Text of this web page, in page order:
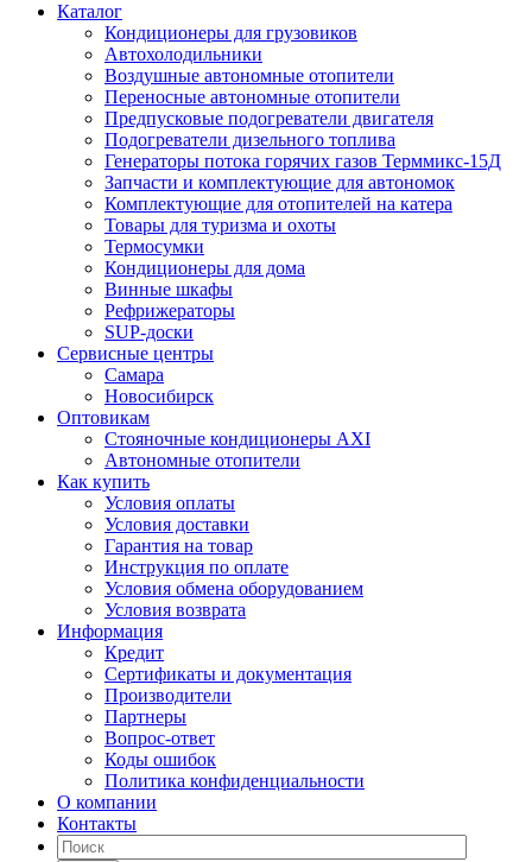
Каталог
Кондиционеры для грузовиков
Автохолодильники
Воздушные автономные отопители
Переносные автономные отопители
Предпусковые подогреватели двигателя
Подогреватели дизельного топлива
Генераторы потока горячих газов Терммикс-15Д
Запчасти и комплектующие для автономок
Комплектующие для отопителей на катера
Товары для туризма и охоты
Термосумки
Кондиционеры для дома
Винные шкафы
Рефрижераторы
SUP-доски
Сервисные центры
Самара
Новосибирск
Оптовикам
Стояночные кондиционеры AXI
Автономные отопители
Как купить
Условия оплаты
Условия доставки
Гарантия на товар
Инструкция по оплате
Условия обмена оборудованием
Условия возврата
Информация
Кредит
Сертификаты и документация
Производители
Партнеры
Вопрос-ответ
Коды ошибок
Политика конфиденциальности
О компании
Контакты